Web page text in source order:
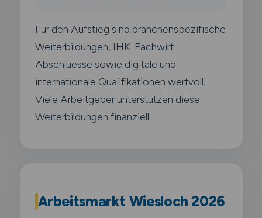
Für den Aufstieg sind branchenspezifische
Weiterbildungen, IHK-Fachwirt-
Abschluesse sowie digitale und
internationale Qualifikationen wertvoll.
Viele Arbeitgeber unterstützen diese
Weiterbildungen finanziell.
Arbeitsmarkt Wiesloch 2026